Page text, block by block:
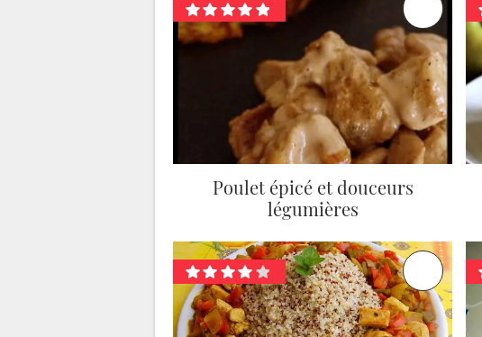
Poulet épicé et douceurs
légumières